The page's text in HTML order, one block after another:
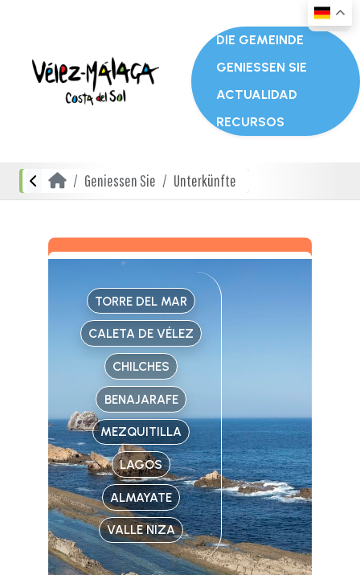
DIE GEMEINDE
GENIESSEN SIE
ACTUALIDAD
RECURSOS
Geniessen Sie Unterkünfte
TORRE DEL MAR
CALETA DE VÉLEZ
CHILCHES
BENAJARAFE
MEZQUITILLA
LAGOS
ALMAYATE
VALLE NIZA